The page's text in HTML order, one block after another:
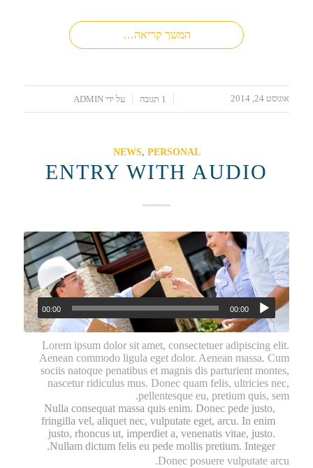
המשך קריאה…
אוגוסט 24, 2014 1 תגובה על ידי ADMIN
NEWS, PERSONAL
ENTRY WITH AUDIO
00:00
00:00
Lorem ipsum dolor sit amet, consectetuer adipiscing elit.
Aenean commodo ligula eget dolor. Aenean massa. Cum
sociis natoque penatibus et magnis dis parturient montes,
nascetur ridiculus mus. Donec quam felis, ultricies nec,
pellentesque eu, pretium quis, sem.
Nulla consequat massa quis enim. Donec pede justo,
fringilla vel, aliquet nec, vulputate eget, arcu. In enim
justo, rhoncus ut, imperdiet a, venenatis vitae, justo.
Nullam dictum felis eu pede mollis pretium. Integer.
Donec posuere vulputate arcu.